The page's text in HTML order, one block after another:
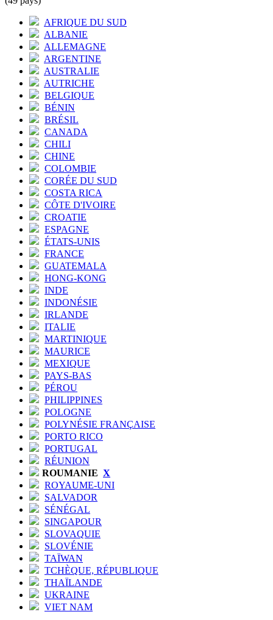
AFRIQUE DU SUD
ALBANIE
ALLEMAGNE
ARGENTINE
AUSTRALIE
AUTRICHE
BELGIQUE
BÉNIN
BRÉSIL
CANADA
CHILI
CHINE
COLOMBIE
CORÉE DU SUD
COSTA RICA
CÔTE D'IVOIRE
CROATIE
ESPAGNE
ÉTATS-UNIS
FRANCE
GUATEMALA
HONG-KONG
INDE
INDONÉSIE
IRLANDE
ITALIE
MARTINIQUE
MAURICE
MEXIQUE
PAYS-BAS
PÉROU
PHILIPPINES
POLOGNE
POLYNÉSIE FRANÇAISE
PORTO RICO
PORTUGAL
RÉUNION
ROUMANIE X
ROYAUME-UNI
SALVADOR
SÉNÉGAL
SINGAPOUR
SLOVAQUIE
SLOVÉNIE
TAÏWAN
TCHÈQUE, RÉPUBLIQUE
THAÏLANDE
UKRAINE
VIET NAM